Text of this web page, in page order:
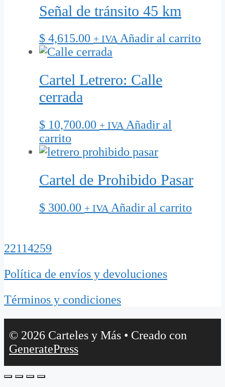
Señal de tránsito 45 km
$ 4,615.00 + IVA Añadir al carrito
Cartel Letrero: Calle
cerrada
$ 10,700.00 + IVA Añadir al
carrito
Cartel de Prohibido Pasar
$ 300.00 + IVA Añadir al carrito
22114259
Política de envíos y devoluciones
Términos y condiciones
© 2026 Carteles y Más • Creado con
GeneratePress